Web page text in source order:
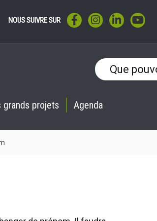
NOUS SUIVRE SUR LIEN VERS LE COMPTE
LIEN VERS LE
LIEN VERS
grands projets Agenda